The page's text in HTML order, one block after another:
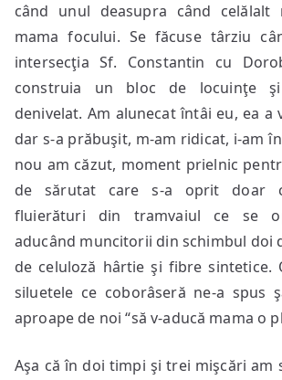
când unul deasupra când celălalt
mama focului. Se făcuse târziu
intersecţia Sf. Constantin cu
construia un bloc de locuinţe
denivelat. Am alunecat întâi eu, ea a
dar s-a prăbuşit, m-am ridicat, i-am
nou am căzut, moment prielnic
de sărutat care s-a oprit doar
fluierături din tramvaiul ce se
aducând muncitorii din schimbul doi
de celuloză hârtie şi fibre sintetice.
siluetele ce coborâseră ne-a spus
aproape de noi “să v-aducă mama o
Aşa că în doi timpi şi trei mişcări am